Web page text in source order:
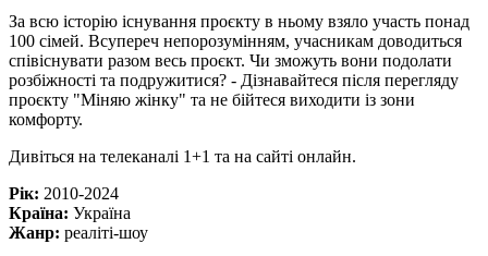
За всю історію існування проєкту в ньому взяло участь понад
100 сімей. Всупереч непорозумінням, учасникам доводиться
співіснувати разом весь проєкт. Чи зможуть вони подолати
розбіжності та подружитися? - Дізнавайтеся після перегляду
проєкту "Міняю жінку" та не бійтеся виходити із зони
комфорту.
Дивіться на телеканалі 1+1 та на сайті онлайн.
Рік: 2010-2024
Країна: Україна
Жанр: реаліті-шоу